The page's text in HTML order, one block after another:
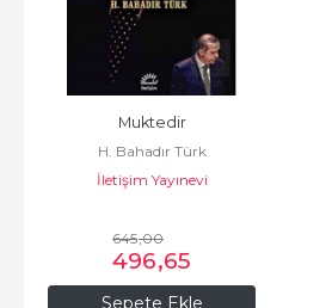
Sepete Ekle
Muktedir
H. Bahadır Türk
İletişim Yayınevi
645,00
496,65